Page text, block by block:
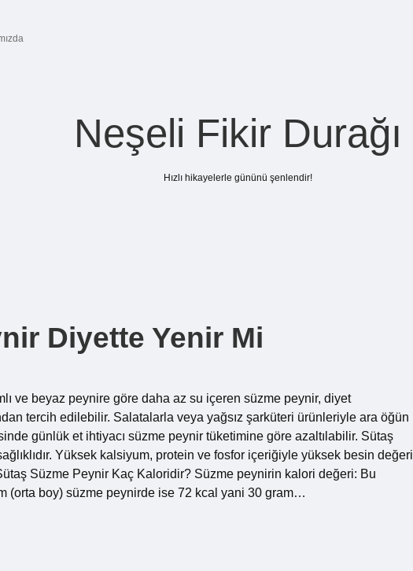
Neşeli Fikir Durağı
Hızlı hikayelerle gününü şenlendir!
Diyette Yenir Mi
ve beyaz peynire göre daha az su içeren süzme peynir, diyet
tercih edilebilir. Salatalarla veya yağsız şarküteri ürünleriyle ara öğün
günlük et ihtiyacı süzme peynir tüketimine göre azaltılabilir. Sütaş
Yüksek kalsiyum, protein ve fosfor içeriğiyle yüksek besin değeri
Süzme Peynir Kaç Kaloridir? Süzme peynirin kalori değeri: Bu
(orta boy) süzme peynirde ise 72 kcal yani 30 gram…